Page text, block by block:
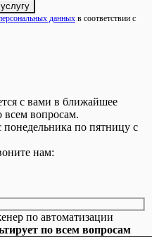
данных в соответствии с
с вами в ближайшее
всем вопросам.
по пятницу с
нам:
по автоматизации
по всем вопросам